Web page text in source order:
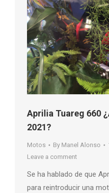
Aprilia Tuareg 660
2021?
Motos By Manel Alonso
Leave a comment
Se ha hablado de que
para reintroducir una